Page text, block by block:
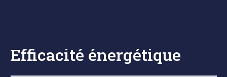
Efficacité énergétique